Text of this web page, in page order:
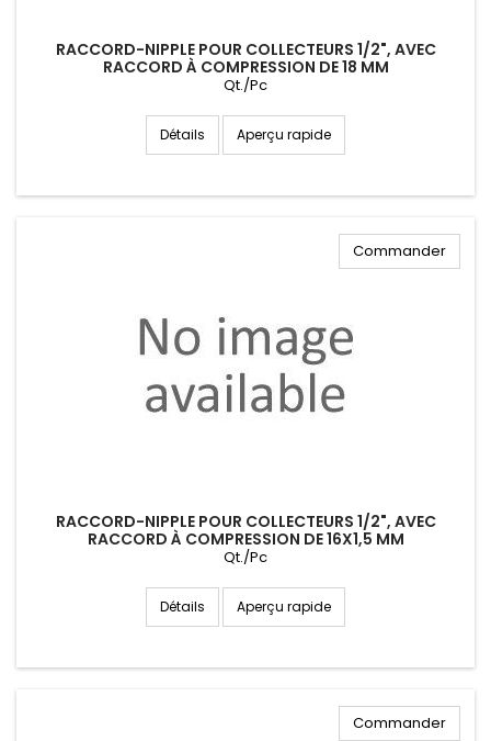
RACCORD-NIPPLE POUR COLLECTEURS 1/2", AVEC
RACCORD À COMPRESSION DE 18 MM
Qt./Pc
Détails Aperçu rapide
RACCORD-NIPPLE POUR COLLECTEURS 1/2", AVEC
RACCORD À COMPRESSION DE 16X1,5 MM
Qt./Pc
Détails Aperçu rapide
Commander
Commander